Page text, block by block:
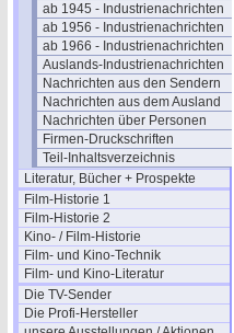
ab 1945 - Industrienachrichten
ab 1956 - Industrienachrichten
ab 1966 - Industrienachrichten
Auslands-Industrienachrichten
Nachrichten aus den Sendern
Nachrichten aus dem Ausland
Nachrichten über Personen
Firmen-Druckschriften
Teil-Inhaltsverzeichnis
Literatur, Bücher + Prospekte
Film-Historie 1
Film-Historie 2
Kino- / Film-Historie
Film- und Kino-Technik
Film- und Kino-Literatur
Die TV-Sender
Die Profi-Hersteller